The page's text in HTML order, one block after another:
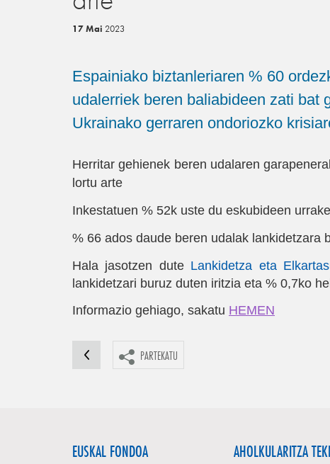
17 Mai 2023
Espainiako biztanleriaren % 60
udalerriek beren baliabideen zati bat
Ukrainako gerraren ondoriozko
Herritar gehienek beren udalaren
lortu arte
Inkestatuen % 52k uste du eskubideen
% 66 ados daude beren udalak lankidetzara
Hala jasotzen dute Lankidetza eta
lankidetzari buruz duten iritzia eta % 0,7ko
Informazio gehiago, sakatu HEMEN
PARTEKATU
EUSKAL FONDOA AHOLKULARITZA